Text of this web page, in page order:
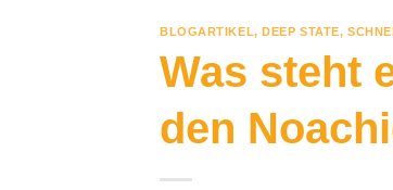
BLOGARTIKEL,DEEP STATE,
Was steht
den